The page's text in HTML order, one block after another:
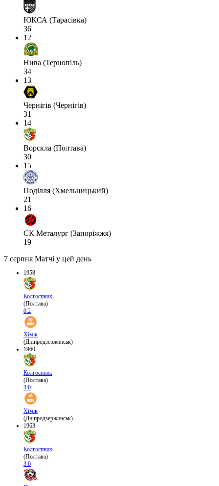
ЮКСА (Тарасівка)
36
12
Нива (Тернопіль)
34
13
Чернігів (Чернігів)
31
14
Ворскла (Полтава)
30
15
Поділля (Хмельницький)
21
16
СК Металург (Запоріжжя)
19
7 серпня Матчі у цей день
1958
Колгоспник
(Полтава)
0:2
Хімік
(Дніпродзержинськ)
1960
Колгоспник
(Полтава)
3:0
Хімік
(Дніпродзержинськ)
1963
Колгоспник
(Полтава)
3:0